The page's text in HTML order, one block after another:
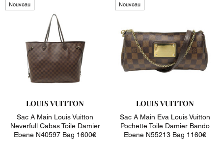
Nouveau
LOUIS VUITTON
Sac A Main Louis Vuitton
Neverfull Cabas Toile Damier
Ebene N40597 Bag 1600€
Nouveau
LOUIS VUITTON
Sac A Main Eva Louis Vuitton
Pochette Toile Damier Bando
Ebene N55213 Bag 1160€